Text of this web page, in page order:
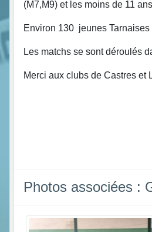
(M7,M9) et les moins de 11
Environ 130 jeunes Tarnaises
Les matchs se sont déroulés
Merci aux clubs de Castres et
Photos associées :